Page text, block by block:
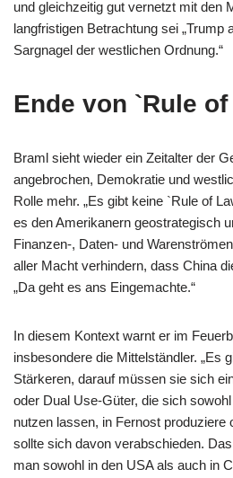
und gleichzeitig gut vernetzt mit den
langfristigen Betrachtung sei „Trump
Sargnagel der westlichen Ordnung.“
Ende von `Rule of
Braml sieht wieder ein Zeitalter der
angebrochen, Demokratie und
Rolle mehr. „Es gibt keine `Rule of
es den Amerikanern geostrategisch
Finanzen-, Daten- und
aller Macht verhindern, dass China
„Da geht es ans Eingemachte.“
In diesem Kontext warnt er im
insbesondere die Mittelständler. „Es
Stärkeren, darauf müssen sie sich
oder Dual Use-Güter, die sich
nutzen lassen, in Fernost produziere
sollte sich davon verabschieden.
man sowohl in den USA als auch in